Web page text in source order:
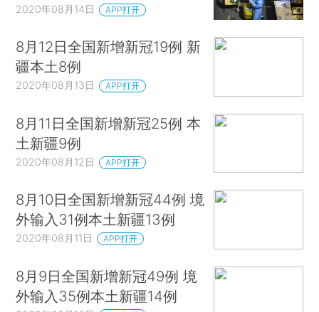
2020年08月14日 APP打开
8月12日全国新增新冠19例 新
疆本土8例
2020年08月13日 APP打开
8月11日全国新增新冠25例 本
土新疆9例
2020年08月12日 APP打开
8月10日全国新增新冠44例 境
外输入31例本土新疆13例
2020年08月11日 APP打开
8月9日全国新增新冠49例 境
外输入35例本土新疆14例